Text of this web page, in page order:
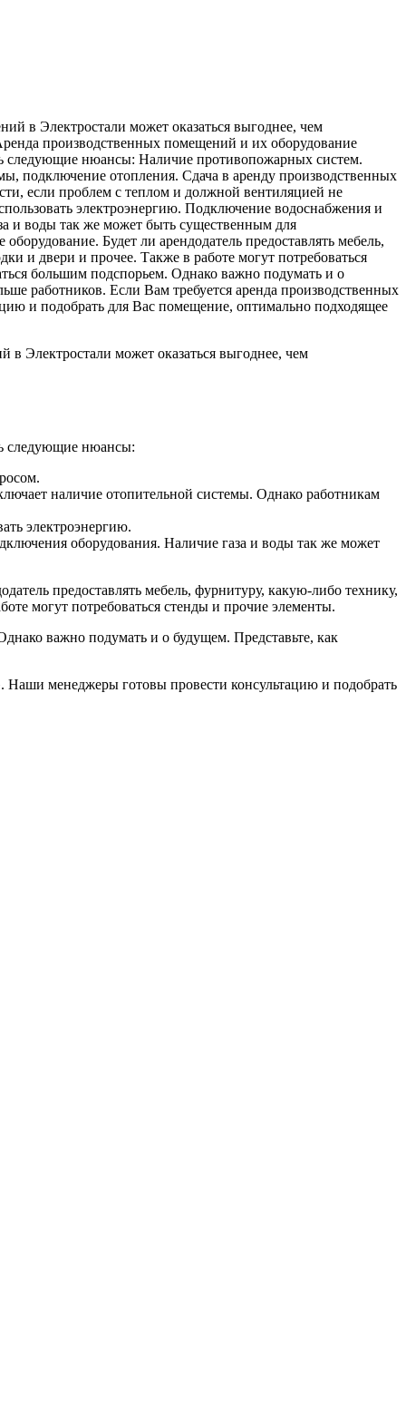
Электростали может оказаться выгоднее, чем
следующие нюансы:
наличие отопительной системы. Однако работникам
электроэнергию.
оборудования. Наличие газа и воды так же может
предоставлять мебель, фурнитуру, какую-либо технику,
могут потребоваться стенды и прочие элементы.
важно подумать и о будущем. Представьте, как
менеджеры готовы провести консультацию и подобрать